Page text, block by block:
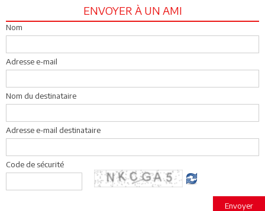
ENVOYER À UN AMI
Nom
Adresse e-mail
Nom du destinataire
Adresse e-mail destinataire
Code de sécurité
Envoyer